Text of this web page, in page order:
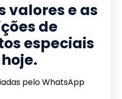
valores e as
de
especiais
pelo WhatsApp